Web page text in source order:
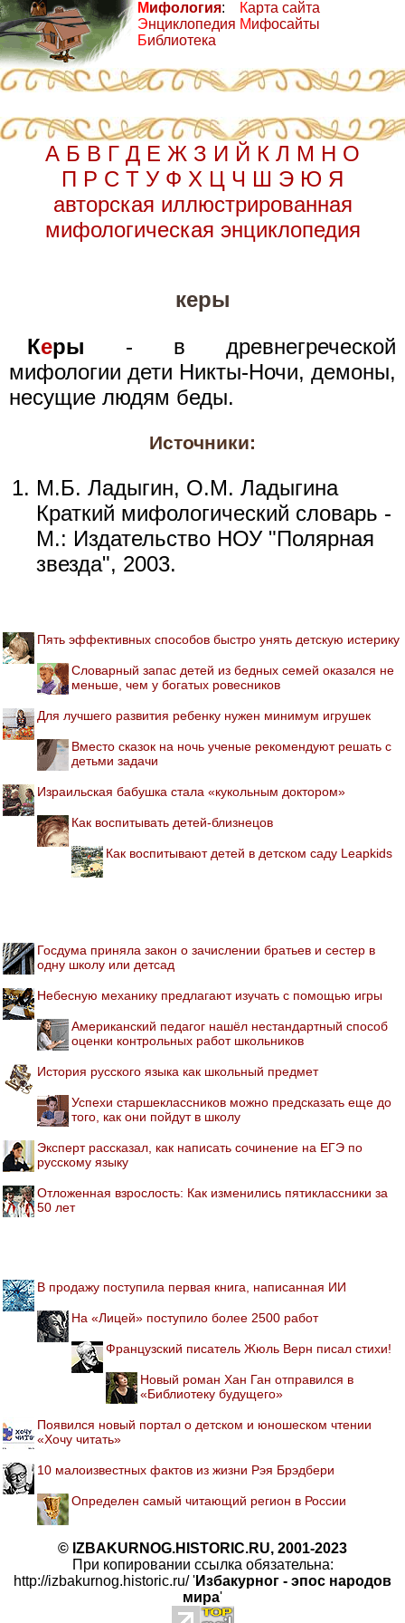
Мифология:
Энциклопедия
Библиотека
Карта сайта
Мифосайты
А Б В Г Д Е Ж З И Й К Л М Н О
П Р С Т У Ф Х Ц Ч Ш Э Ю Я
авторская иллюстрированная
мифологическая энциклопедия
керы
Керы - в древнегреческой
мифологии дети Никты-Ночи, демоны,
несущие людям беды.
Источники:
М.Б. Ладыгин, О.М. Ладыгина
Краткий мифологический словарь -
М.: Издательство НОУ "Полярная
звезда", 2003.
Пять эффективных способов быстро унять детскую истерику
Словарный запас детей из бедных семей оказался не
меньше, чем у богатых ровесников
Для лучшего развития ребенку нужен минимум игрушек
Вместо сказок на ночь ученые рекомендуют решать с
детьми задачи
Израильская бабушка стала «кукольным доктором»
Как воспитывать детей-близнецов
Как воспитывают детей в детском саду Leapkids
Госдума приняла закон о зачислении братьев и сестер в
одну школу или детсад
Небесную механику предлагают изучать с помощью игры
Американский педагог нашёл нестандартный способ
оценки контрольных работ школьников
История русского языка как школьный предмет
Успехи старшеклассников можно предсказать еще до
того, как они пойдут в школу
Эксперт рассказал, как написать сочинение на ЕГЭ по
русскому языку
Отложенная взрослость: Как изменились пятиклассники за
50 лет
В продажу поступила первая книга, написанная ИИ
На «Лицей» поступило более 2500 работ
Французский писатель Жюль Верн писал стихи!
Новый роман Хан Ган отправился в
«Библиотеку будущего»
Появился новый портал о детском и юношеском чтении
«Хочу читать»
10 малоизвестных фактов из жизни Рэя Брэдбери
Определен самый читающий регион в России
© IZBAKURNOG.HISTORIC.RU, 2001-2023
При копировании ссылка обязательна:
http://izbakurnog.historic.ru/ 'Избакурног - эпос народов
мира'